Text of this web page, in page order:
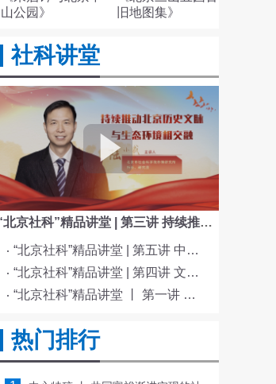
山公园》
旧地图集》
社科讲堂
“北京社科”精品讲堂 | 第三讲 持续推动北京历史文脉与生态环境相交融
“北京社科”精品讲堂 | 第五讲 中国电影与文化传统
“北京社科”精品讲堂 | 第四讲 文化与科技融合赋能新质生产力发展
“北京社科”精品讲堂 丨 第一讲 《红楼梦》的北京情缘
热门排行